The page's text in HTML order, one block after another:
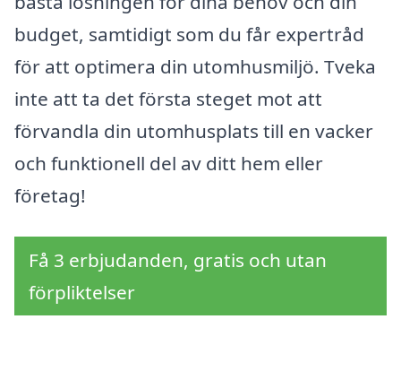
budget, samtidigt som du får expertråd
för att optimera din utomhusmiljö. Tveka
inte att ta det första steget mot att
förvandla din utomhusplats till en vacker
och funktionell del av ditt hem eller
företag!
Få 3 erbjudanden, gratis och utan
förpliktelser